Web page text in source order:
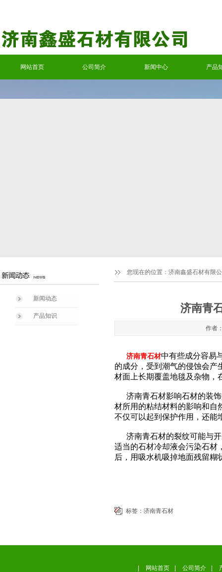
网站首页 公司简介 新闻中心 产品
您现在的位置： 济南鑫盛石材有限
新闻动态
产品知识
济南青
作者
济南青石材中有些成分容易
的成分，受到潮气的侵蚀会产
材面上长期覆盖地毯及杂物，
济南青石材影响石材的装饰
材所用的粘结材料的影响和自
不仅可以起到保护作用，还能
济南青石材的裂纹可能与开
适当的石材冷却液会污染石材
后，用吸水机吸掉地面残留糊
标签： 济南青石材
网站首页 公司简介